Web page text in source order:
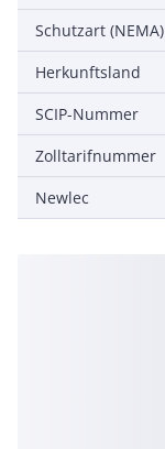
Schutzart (NEMA)
Herkunftsland
SCIP-Nummer
Zolltarifnummer
Newlec